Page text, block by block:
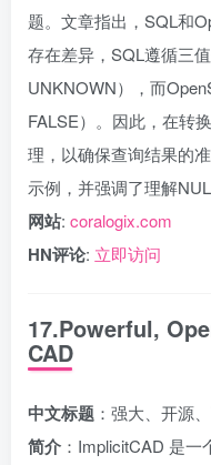
题。文章指出，SQL和
存在差异，SQL遵循三
UNKNOWN），而
FALSE）。因此，在转
理，以确保查询结果的
示例，并强调了理解
网站: coralogix.com
HN评论: 立即访问
17.Powerful,
CAD
中文标题 ：强大、开源
简介 ：ImplicitCAD 是一